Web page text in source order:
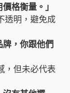
格衡量。」
透明，避免成
，你跟他們
，但未必代表